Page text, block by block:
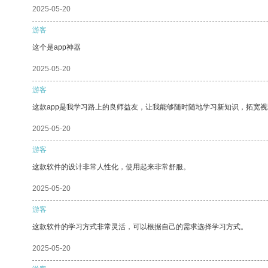
2025-05-20
游客
这个是app神器
2025-05-20
游客
这款app是我学习路上的良师益友，让我能够随时随地学习新知识，拓宽
2025-05-20
游客
这款软件的设计非常人性化，使用起来非常舒服。
2025-05-20
游客
这款软件的学习方式非常灵活，可以根据自己的需求选择学习方式。
2025-05-20